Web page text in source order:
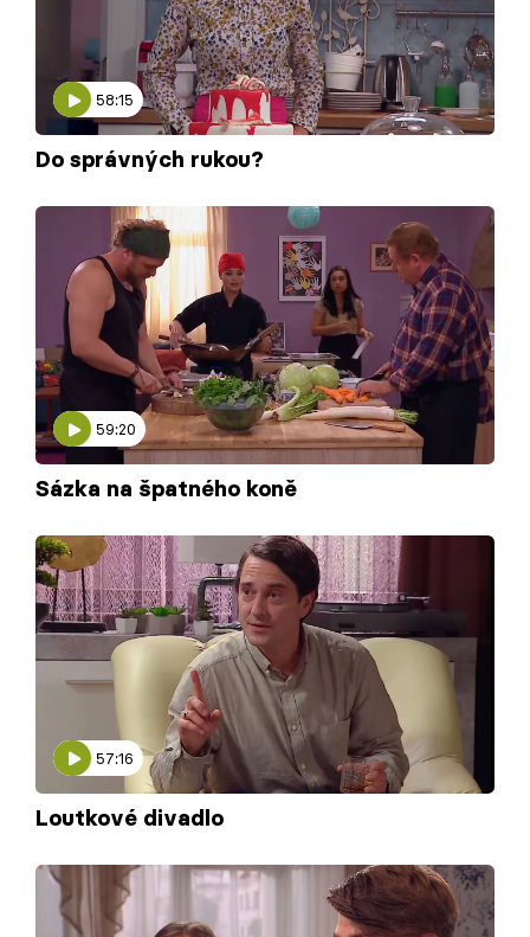
58:15
Do správných rukou?
59:20
Sázka na špatného koně
57:16
Loutkové divadlo